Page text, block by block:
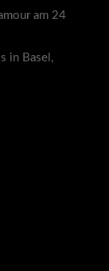
am 24
in Basel,